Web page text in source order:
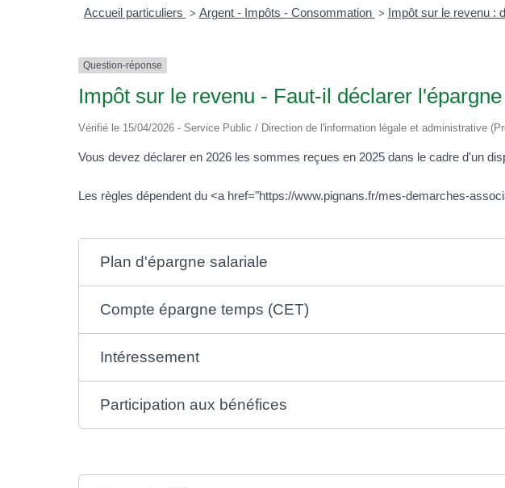
Accueil particuliers > Argent - Impôts - Consommation > Impôt sur le revenu :
Question-réponse
Impôt sur le revenu - Faut-il déclarer
Vérifié le 15/04/2026 - Service Public / Direction de l'information légale et administrative
Vous devez déclarer en 2026 les sommes reçues en 2025 dans le cadre d'un
Les règles dépendent du <a href="https://www.pignans.fr/mes-demarches-
Plan d'épargne salariale
Compte épargne temps (CET)
Intéressement
Participation aux bénéfices